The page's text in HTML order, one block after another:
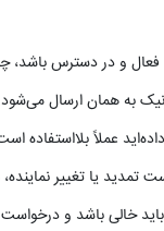
فعال و در دسترس باشد،
به همان ارسال
عملاً بلااستفاده
تمدید یا تغییر
خالی باشد و